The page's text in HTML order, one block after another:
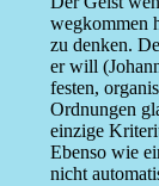
wegkommen
zu denken.
er will
festen,
Ordnungen
einzige
Ebenso wie
nicht